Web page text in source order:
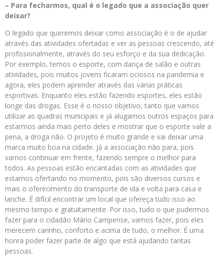
– Para fecharmos, qual é o legado que a associação quer
deixar?
O legado que queremos deixar como associação é o de ajudar
através das atividades ofertadas e ver as pessoas crescendo, até
profissionalmente, através do seu esforço e da sua dedicação.
Por exemplo, temos o esporte, com dança de salão e outras
atividades, pois muitos jovens ficaram ociosos na pandemia e
agora, eles podem aprender através das várias práticas
esportivas. Enquanto eles estão fazendo esportes, eles estão
longe das drogas. Esse é o nosso objetivo, tanto que vamos
utilizar as quadras municipais e já alugamos outros espaços para
estarmos ainda mais perto deles e mostrar que o esporte vale a
pena, a droga não. O projeto é muito grande e vai deixar uma
marca muito boa na cidade. Já a associação não para, pois
vamos continuar em frente, fazendo sempre o melhor para
todos. As pessoas estão encantadas com as atividades que
estamos ofertando no momento, pois são diversos cursos e
mais o oferecimento do transporte de ida e volta para casa e
lanche. É difícil encontrar um local que ofereça tudo isso ao
mesmo tempo e gratuitamente. Por isso, tudo o que pudermos
fazer para o cidadão Mário Campense, vamos fazer, pois eles
merecem carinho, conforto e acima de tudo, o melhor. É uma
honra poder fazer parte de algo que está ajudando tantas
pessoas.